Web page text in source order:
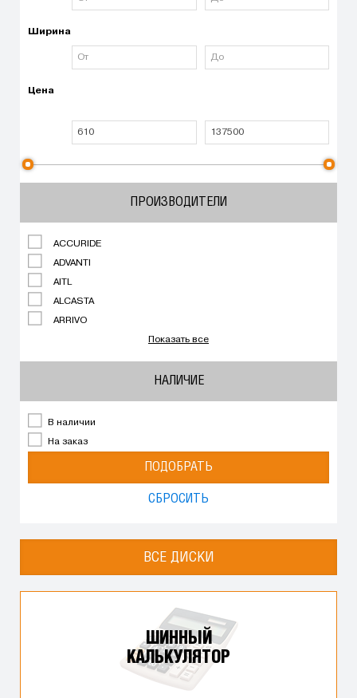
Ширина
Цена
ПРОИЗВОДИТЕЛИ
ACCURIDE
ADVANTI
AITL
ALCASTA
ARRIVO
Показать все
НАЛИЧИЕ
В наличии
На заказ
ПОДОБРАТЬ
СБРОСИТЬ
ВСЕ ДИСКИ
ШИННЫЙ
КАЛЬКУЛЯТОР